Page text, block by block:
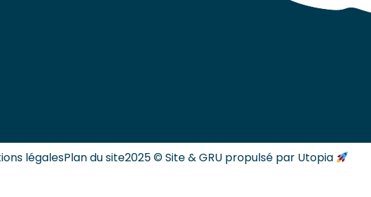
légalesPlan du site2025 © Site & GRU propulsé par Utopia